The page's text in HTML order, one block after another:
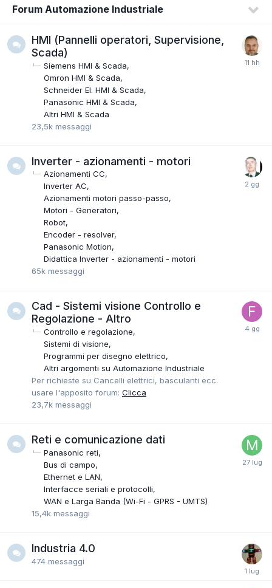
Forum Automazione Industriale
HMI (Pannelli operatori, Supervisione,
Scada)
Siemens HMI & Scada
Omron HMI & Scada
Schneider EI. HMI & Scada
Panasonic HMI & Scada
Altri HMI & Scada
23,5k messaggi
Inverter - azionamenti - motori
Azionamenti CC
Inverter AC
Azionamenti motori passo-passo
Motori - Generatori
Robot
Encoder - resolver
Panasonic Motion
Didattica Inverter - azionamenti - motori
65k messaggi
Cad - Sistemi visione Controllo e
Regolazione - Altro
Controllo e regolazione
Sistemi di visione
Programmi per disegno elettrico
Altri argomenti su Automazione Industriale
Per richieste su Cancelli elettrici, basculanti ecc.
usare l'apposito forum: Clicca
23,7k messaggi
Reti e comunicazione dati
Panasonic reti
Bus di campo
Ethernet e LAN
Interfacce seriali e protocolli
WAN e Larga Banda (Wi-Fi - GPRS - UMTS)
15,4k messaggi
Industria 4.0
474 messaggi